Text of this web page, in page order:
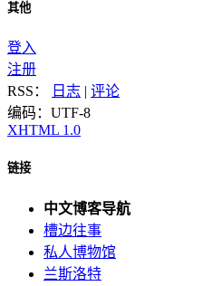
其他
登入
注册
RSS：
日志 | 评论
编码：UTF-8
XHTML 1.0
链接
中文博客导航
槽边往事
私人博物馆
兰斯洛特